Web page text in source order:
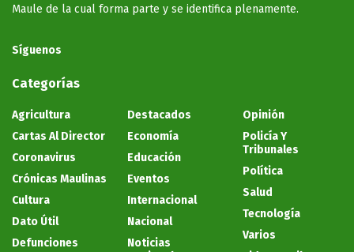
Maule de la cual forma parte y se identifica plenamente.
Síguenos
Categorías
Agricultura
Cartas Al Director
Coronavirus
Crónicas Maulinas
Cultura
Dato Útil
Defunciones
Destacados
Economía
Educación
Eventos
Internacional
Nacional
Noticias
Opinión
Policía Y
Tribunales
Política
Salud
Tecnología
Varios